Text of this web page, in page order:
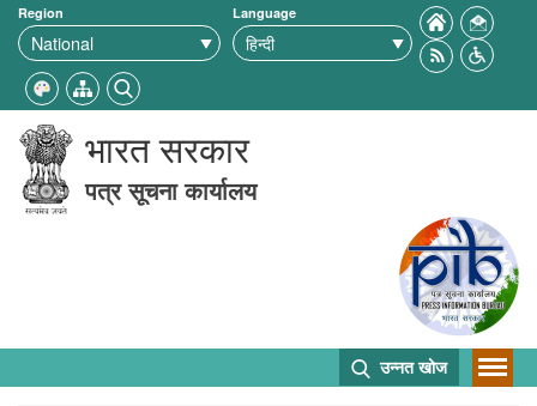
Region Language
भारत सरकार
पत्र सूचना कार्यालय
उन्नत खोज